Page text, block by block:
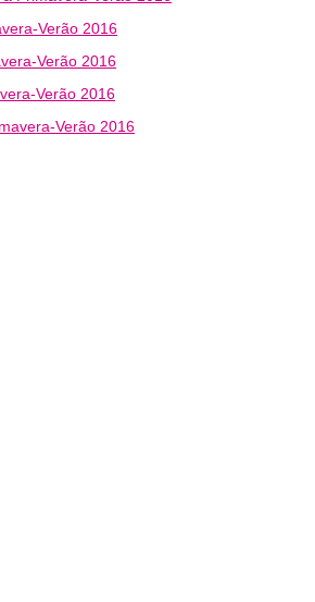
Verão 2016
Verão 2016
Verão 2016
Verão 2016